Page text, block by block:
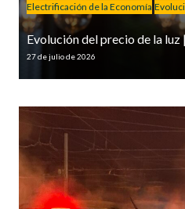
Electrificación de la Economía
Evolución del precio de la
27 de julio de 2026